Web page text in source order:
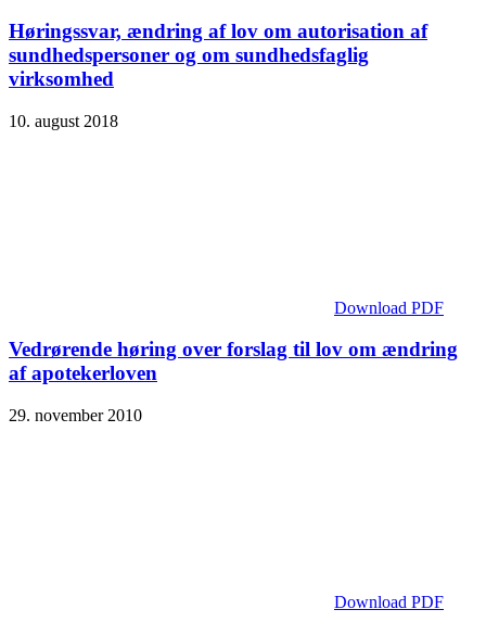
Høringssvar, ændring af lov om autorisation af
sundhedspersoner og om sundhedsfaglig
virksomhed
10. august 2018
Download PDF
Vedrørende høring over forslag til lov om ændring
af apotekerloven
29. november 2010
Download PDF